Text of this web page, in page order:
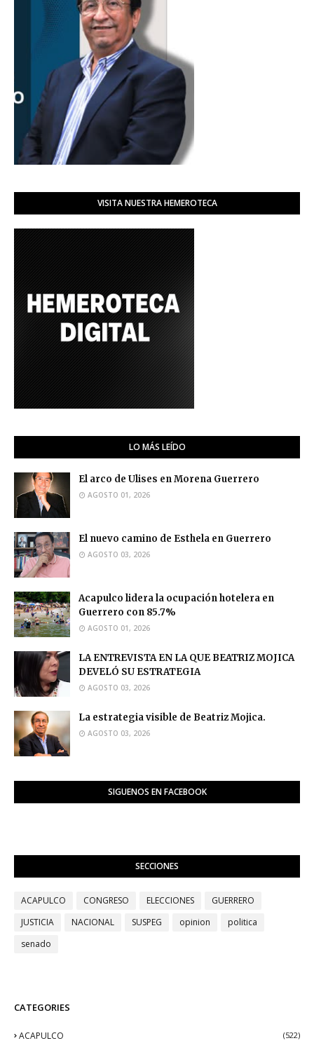
VISITA NUESTRA HEMEROTECA
LO MÁS LEÍDO
El arco de Ulises en Morena Guerrero
AGOSTO 01, 2026
El nuevo camino de Esthela en Guerrero
AGOSTO 03, 2026
Acapulco lidera la ocupación hotelera en
Guerrero con 85.7%
AGOSTO 01, 2026
LA ENTREVISTA EN LA QUE BEATRIZ MOJICA
DEVELÓ SU ESTRATEGIA
AGOSTO 03, 2026
La estrategia visible de Beatriz Mojica.
AGOSTO 03, 2026
SIGUENOS EN FACEBOOK
SECCIONES
ACAPULCO CONGRESO ELECCIONES
GUERRERO
JUSTICIA
NACIONAL SUSPEG opinion
politica
senado
CATEGORIES
ACAPULCO (522)